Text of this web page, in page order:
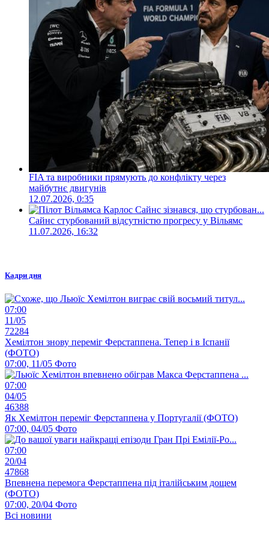
FIA та виробники прямують до конфлікту через
майбутнє двигунів
12.07.2026, 0:35
Сайнс стурбований відсутністю прогресу у Вільямс
11.07.2026, 16:32
Кадри дня
07:00
11/05
72284
Хемілтон знову переміг Ферстаппена. Тепер і в Іспанії
(ФОТО)
07:00, 11/05 Фото
07:00
04/05
46388
Як Хемілтон переміг Ферстаппена у Португалії (ФОТО)
07:00, 04/05 Фото
07:00
20/04
47868
Впевнена перемога Ферстаппена під італійським дощем
(ФОТО)
07:00, 20/04 Фото
Всі новини